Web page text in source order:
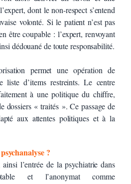
dont le non-respect s’entend
volonté. Si le patient n’est pas
être coupable : l’expert, renvoyant
dédouané de toute responsabilité.
permet une opération de
liste d’items restreints. Le centre
à une politique du chiffre,
dossiers « traités ». Ce passage de
aux attentes politiques et à la
?
l’entrée de la psychiatrie dans
et l’anonymat comme